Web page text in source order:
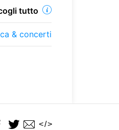
tutto
& concerti
</>